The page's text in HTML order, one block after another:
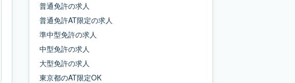
普通免許の求人
普通免許AT限定の求人
準中型免許の求人
中型免許の求人
大型免許の求人
東京都のAT限定OK